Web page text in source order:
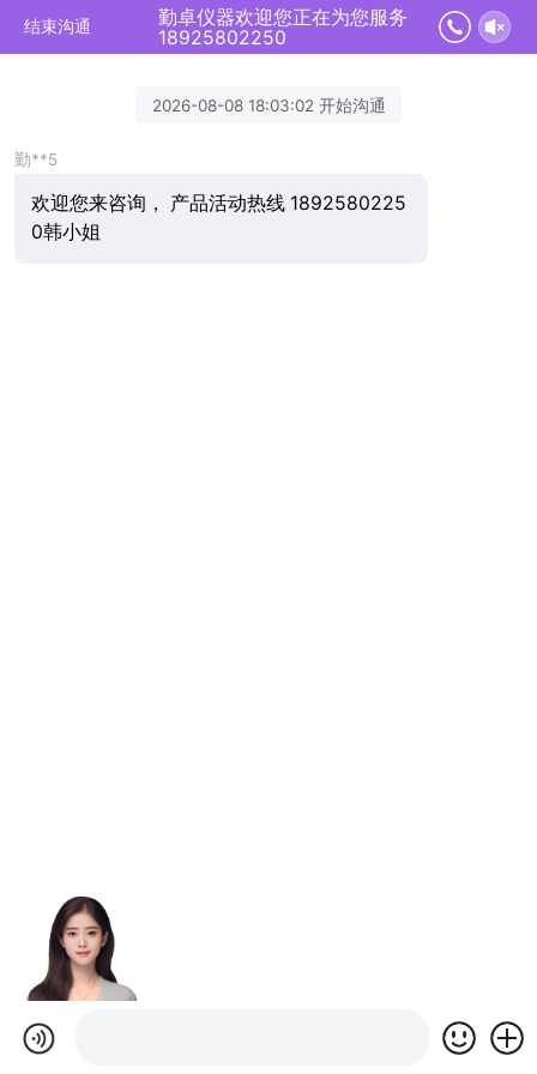
结束沟通
勤卓仪器欢迎您正在为您服务
18925802250
2026-08-08 18:03:02 开始沟通
勤**5
欢迎您来咨询， 产品活动热线 1892580225
0韩小姐